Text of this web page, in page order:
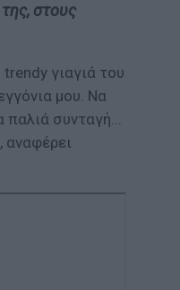
στους
trendy γιαγιά του
μου. Να
παλιά συνταγή...
αναφέρει